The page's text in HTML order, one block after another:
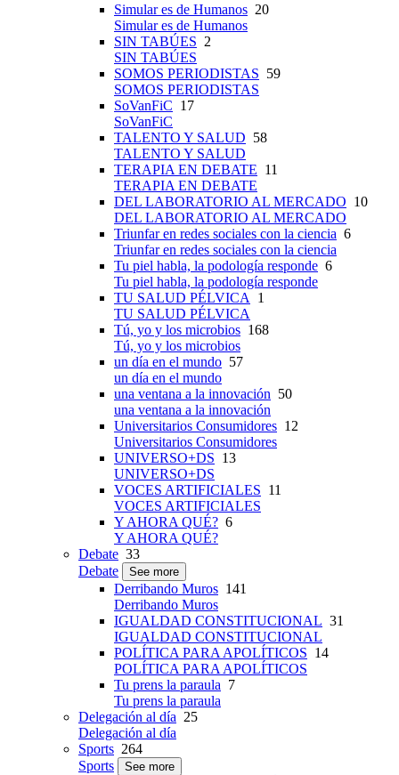
Simular es de Humanos 20
Simular es de Humanos
SIN TABÚES 2
SIN TABÚES
SOMOS PERIODISTAS 59
SOMOS PERIODISTAS
SoVanFiC 17
SoVanFiC
TALENTO Y SALUD 58
TALENTO Y SALUD
TERAPIA EN DEBATE 11
TERAPIA EN DEBATE
DEL LABORATORIO AL MERCADO 10
DEL LABORATORIO AL MERCADO
Triunfar en redes sociales con la ciencia 6
Triunfar en redes sociales con la ciencia
Tu piel habla, la podología responde 6
Tu piel habla, la podología responde
TU SALUD PÉLVICA
1
TU SALUD PÉLVICA
Tú, yo y los microbios 168
Tú, yo y los microbios
un día en el mundo 57
un día en el mundo
una ventana a la innovación 50
una ventana a la innovación
Universitarios Consumidores 12
Universitarios Consumidores
UNIVERSO+DS 13
UNIVERSO+DS
VOCES ARTIFICIALES 11
VOCES ARTIFICIALES
Y AHORA QUÉ? 6
Y AHORA QUÉ?
Debate 33
Debate
See more
Derribando Muros 141
Derribando Muros
IGUALDAD CONSTITUCIONAL 31
IGUALDAD CONSTITUCIONAL
POLÍTICA PARA APOLÍTICOS 14
POLÍTICA PARA APOLÍTICOS
Tu prens la paraula 7
Tu prens la paraula
Delegación al día 25
Delegación al día
Sports 264
Sports
See more